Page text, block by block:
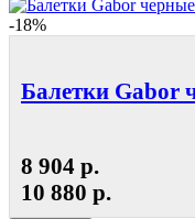
-18%
Балетки Gabor
8 904 р.
10 880 р.